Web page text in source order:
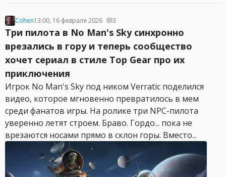
Cohen13:00, 16 февраля 2026 3
Три пилота в No Man's Sky синхронно
врезались в гору и теперь сообщество
хочет сериал в стиле Top Gear про их
приключения
Игрок No Man's Sky под ником Verratic поделился
видео, которое мгновенно превратилось в мем
среди фанатов игры. На ролике три NPC-пилота
уверенно летят строем. Браво. Гордо... пока не
врезаются носами прямо в склон горы. Вместо...